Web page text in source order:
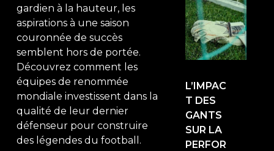
gardien à la hauteur, les
aspirations à une saison
couronnée de succès
semblent hors de portée.
Découvrez comment les
équipes de renommée
mondiale investissent dans la
qualité de leur dernier
défenseur pour construire
des légendes du football.
L’IMPAC
T DES
GANTS
SUR LA
PERFOR